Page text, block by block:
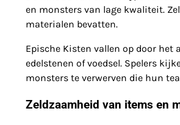
en monsters van lage kwaliteit.
materialen bevatten.
Epische Kisten vallen op door het
edelstenen of voedsel. Spelers
monsters te verwerven die hun
Zeldzaamheid van items en